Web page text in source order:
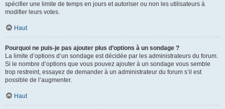
spécifier une limite de temps en jours et autoriser ou non les utilisateurs à
modifier leurs votes.
Haut
Pourquoi ne puis-je pas ajouter plus d’options à un sondage ?
La limite d’options d’un sondage est décidée par les administrateurs du forum.
Si le nombre d’options que vous pouvez ajouter à un sondage vous semble
trop restreint, essayez de demander à un administrateur du forum s’il est
possible de l’augmenter.
Haut